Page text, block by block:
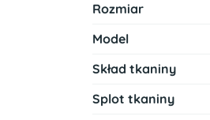
Rozmiar
Model
Skład tkaniny
Splot tkaniny